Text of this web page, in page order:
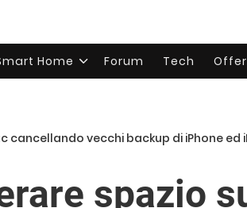
Home Forum Tech
cancellando vecchi backup di iPhone ed
spazio